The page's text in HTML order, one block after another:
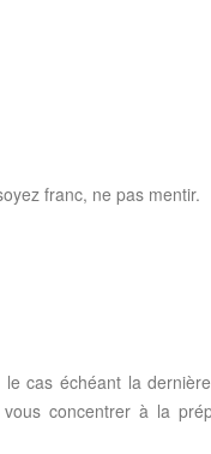
franc, ne pas mentir.
cas échéant la
concentrer à la